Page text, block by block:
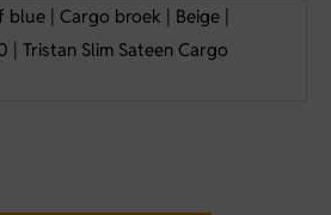
blue | Cargo broek | Beige |
| Tristan Slim Sateen Cargo